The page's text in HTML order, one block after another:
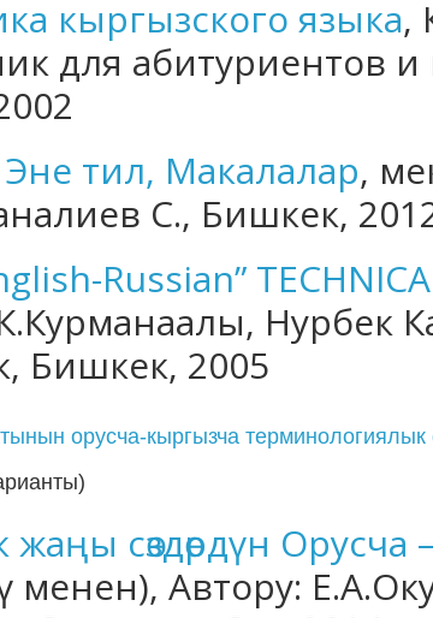
кыргызского языка,
для абитуриентов
– Эне тил, Макалалар,
С., Бишкек,
Russian”
К.Курманаалы, Нурбек
Бишкек, 2005
орусча-кыргызча терминологиялык
сөздөрдүн Орусча
менен), Автору: